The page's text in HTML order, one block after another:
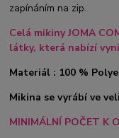
zapínáním na zip.
Celá mikiny JOMA
látky, která nabízí
Materiál : 100 %
Mikina se vyrábí ve
MINIMÁLNÍ POČET K